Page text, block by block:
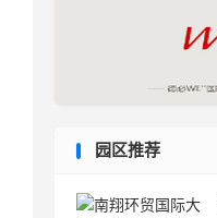
园区推荐